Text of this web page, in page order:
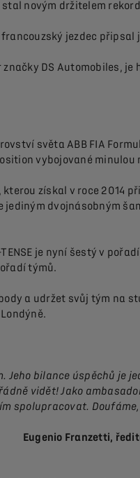
novým držitelem
jezdec
DS Automobiles,
světa ABB FIA
vybojované
získal v roce 2014
dvojnásobným
je nyní šestý v
týmů.
a udržet svůj tým na
Jeho bilance úspěchů
vidět! Jako
spolupracovat.
Eugenio Franzetti,